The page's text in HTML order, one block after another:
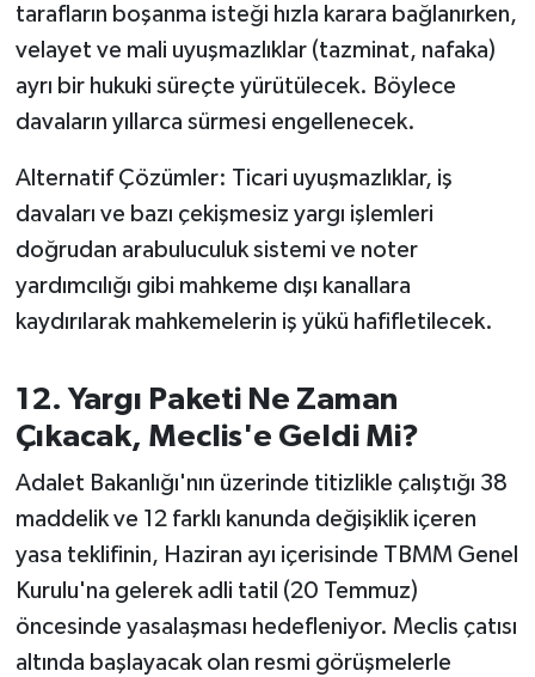
tarafların boşanma isteği hızla karara bağlanırken,
velayet ve mali uyuşmazlıklar (tazminat, nafaka)
ayrı bir hukuki süreçte yürütülecek. Böylece
davaların yıllarca sürmesi engellenecek.
Alternatif Çözümler: Ticari uyuşmazlıklar, iş
davaları ve bazı çekişmesiz yargı işlemleri
doğrudan arabuluculuk sistemi ve noter
yardımcılığı gibi mahkeme dışı kanallara
kaydırılarak mahkemelerin iş yükü hafifletilecek.
12. Yargı Paketi Ne Zaman
Çıkacak, Meclis'e Geldi Mi?
Adalet Bakanlığı'nın üzerinde titizlikle çalıştığı 38
maddelik ve 12 farklı kanunda değişiklik içeren
yasa teklifinin, Haziran ayı içerisinde TBMM Genel
Kurulu'na gelerek adli tatil (20 Temmuz)
öncesinde yasalaşması hedefleniyor. Meclis çatısı
altında başlayacak olan resmi görüşmelerle